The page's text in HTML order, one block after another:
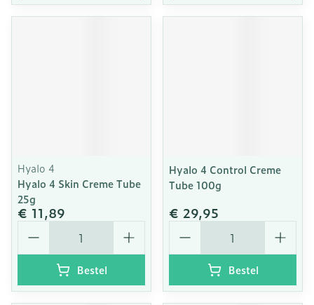
Hyalo 4
Hyalo 4 Skin Creme Tube
25g
€ 11,89
Aantal
Bestel
Hyalo 4 Control Creme
Tube 100g
€ 29,95
Aantal
Bestel